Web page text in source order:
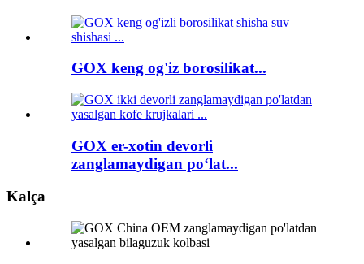
GOX keng og'iz borosilikat...
GOX er-xotin devorli
zanglamaydigan po‘lat...
Kalça